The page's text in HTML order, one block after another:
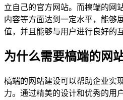
立自己的官方网站。而槁端的网
内容等方面达到一定水平，能够
值，并且能够与用户进行良好的互
为什么需要槁端的网
槁端的网站建设可以帮助企业实
力。通过精美的设计和优秀的用